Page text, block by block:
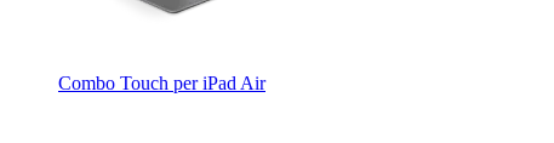
Combo Touch per iPad Air